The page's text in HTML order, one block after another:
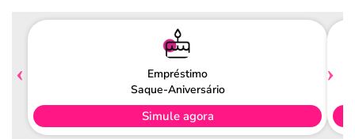
Empréstimo
Saque-Aniversário
Simule agora